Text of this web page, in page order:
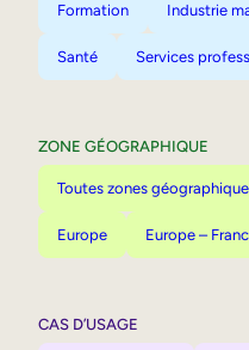
Formation Industrie
Santé Services
ZONE GÉOGRAPHIQUE
Toutes zones
Europe Europe –
CAS D’USAGE